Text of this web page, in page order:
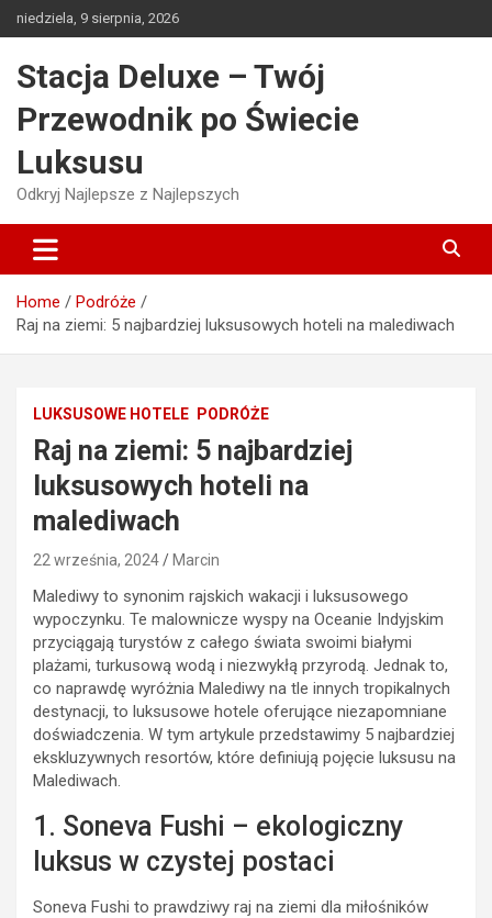
Skip
to
niedziela, 9 sierpnia, 2026
Stacja Deluxe – Twój
Przewodnik po Świecie
Luksusu
Odkryj Najlepsze z Najlepszych
Home
Podróże
Raj na ziemi: 5 najbardziej luksusowych hoteli na malediwach
LUKSUSOWE HOTELE PODRÓŻE
Raj na ziemi: 5 najbardziej
luksusowych hoteli na
malediwach
22 września, 2024 Marcin
Malediwy to synonim rajskich wakacji i luksusowego
wypoczynku. Te malownicze wyspy na Oceanie Indyjskim
przyciągają turystów z całego świata swoimi białymi
plażami, turkusową wodą i niezwykłą przyrodą. Jednak to,
co naprawdę wyróżnia Malediwy na tle innych tropikalnych
destynacji, to luksusowe hotele oferujące niezapomniane
doświadczenia. W tym artykule przedstawimy 5 najbardziej
ekskluzywnych resortów, które definiują pojęcie luksusu na
Malediwach.
1. Soneva Fushi – ekologiczny
luksus w czystej postaci
Soneva Fushi to prawdziwy raj na ziemi dla miłośników